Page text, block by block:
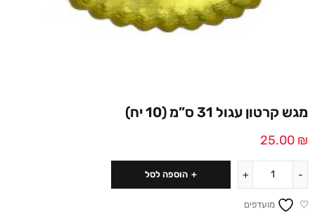
מגש קרטון עגול 31 ס”מ (10 יח)
25.00 ₪
הוספה לסל
מועדפים